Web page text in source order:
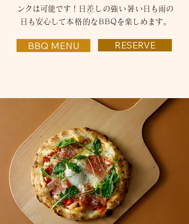
ンクは可能です！
日 差しの強い暑 い日も雨の
日も安心して 本格的なBBQを楽しめます。
BBQ MENU RESERVE